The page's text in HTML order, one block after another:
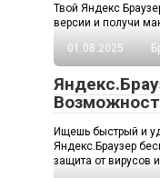
Твой Яндекс
версии и получи
01.08.2025
Ищешь быстрый и
Яндекс.Браузер
защита от вирусов и